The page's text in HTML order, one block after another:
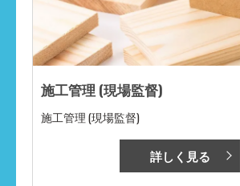
施工管理 (現場監督)
施工管理 (現場監督)
詳しく見る